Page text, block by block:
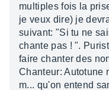
multiples fois la
je veux dire) je
suivant: "Si tu ne
chante pas ! ".
faire chanter des
Chanteur: Autotune
m... qu'on entend